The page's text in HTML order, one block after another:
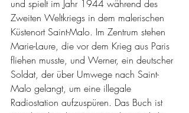
und spielt im Jahr 1944 während des
Zweiten Weltkriegs in dem malerischen
Küstenort Saint-Malo. Im Zentrum stehen
Marie-Laure, die vor dem Krieg aus Paris
fliehen musste, und Werner, ein deutscher
Soldat, der über Umwege nach Saint-
Malo gelangt, um eine illegale
Radiostation aufzuspüren. Das Buch ist